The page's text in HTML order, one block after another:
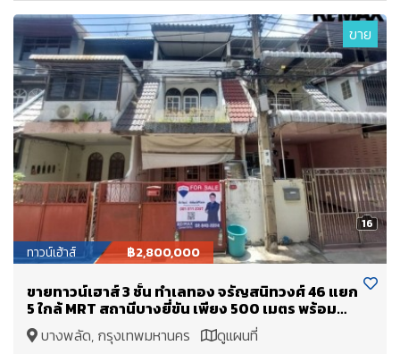
16
ขาย
ทาวน์เฮ้าส์ ฿2,800,000
ขายทาวน์เฮาส์ 3 ชั้น ทำเลทอง จรัญสนิทวงศ์ 46 แยก
5 ใกล้ MRT สถานีบางยี่ขัน เพียง 500 เมตร พร้อม
อยู่!บางพลัด, กรุงเทพมหานคร ดูแผนที่